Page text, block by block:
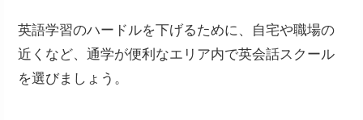
英語学習のハードルを下げるために、自宅や職場の
近くなど、通学が便利なエリア内で英会話スクール
を選びましょう。